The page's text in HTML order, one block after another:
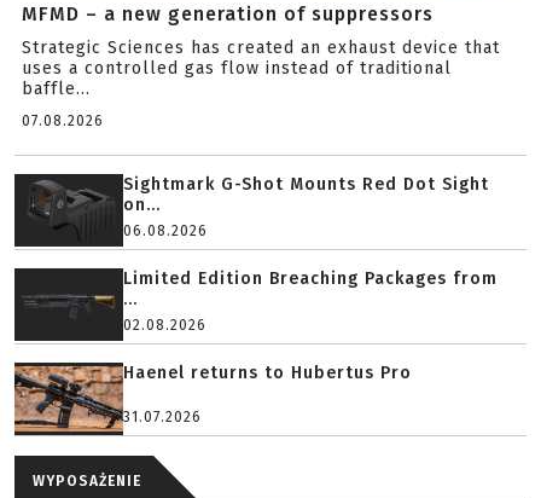
MFMD – a new generation of suppressors
Strategic Sciences has created an exhaust device that
uses a controlled gas flow instead of traditional
baffle...
07.08.2026
Sightmark G-Shot Mounts Red Dot Sight
on...
06.08.2026
Limited Edition Breaching Packages from
...
02.08.2026
Haenel returns to Hubertus Pro
31.07.2026
WYPOSAŻENIE